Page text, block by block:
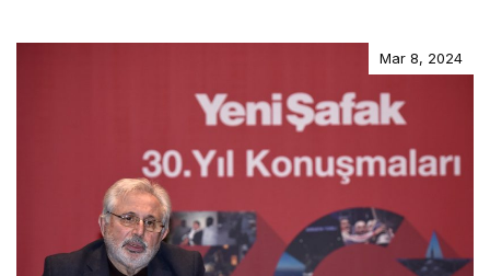
Mar 8, 2024